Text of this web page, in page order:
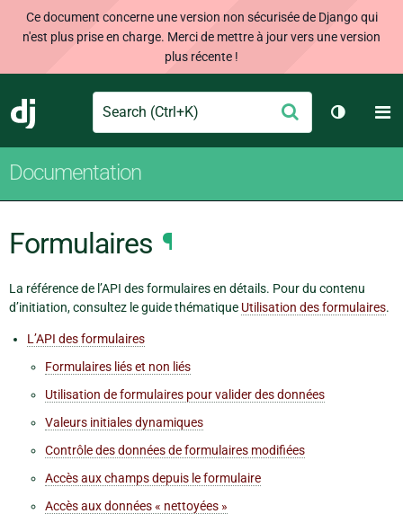
Ce document concerne une version non sécurisée de Django qui
n'est plus prise en charge. Merci de mettre à jour vers une version
plus récente !
Django
Search Envoyer
Changer
Documentation
Formulaires ¶
La référence de l’API des formulaires en détails. Pour du contenu
d’initiation, consultez le guide thématique Utilisation des formulaires.
L’API des formulaires
Formulaires liés et non liés
Utilisation de formulaires pour valider des données
Valeurs initiales dynamiques
Contrôle des données de formulaires modifiées
Accès aux champs depuis le formulaire
Accès aux données « nettoyées »